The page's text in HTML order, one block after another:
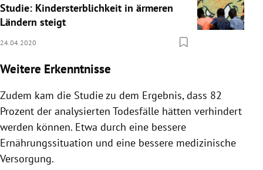
Studie: Kindersterblichkeit in ärmeren
Ländern steigt
24.04.2020
Weitere Erkenntnisse
Zudem kam die Studie zu dem Ergebnis, dass 82
Prozent der analysierten Todesfälle hätten verhindert
werden können. Etwa durch eine bessere
Ernährungssituation und eine bessere medizinische
Versorgung.